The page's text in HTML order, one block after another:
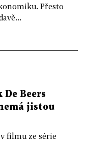
Přesto
De Beers
jistou
filmu ze série